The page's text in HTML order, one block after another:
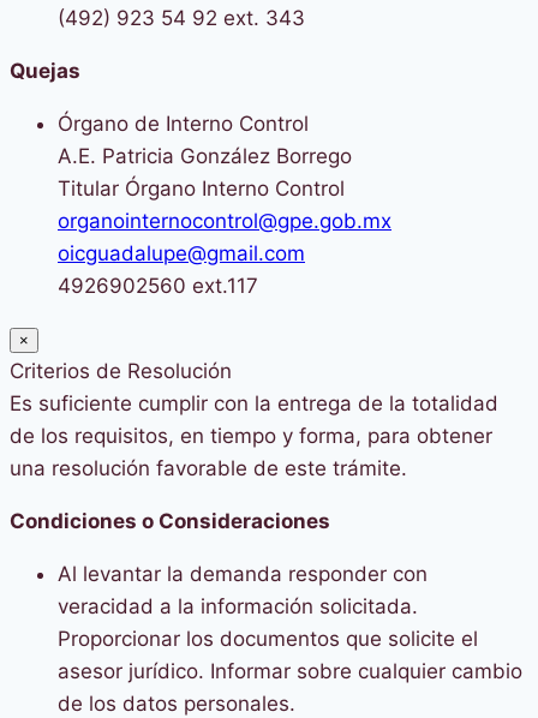
(492) 923 54 92 ext. 343
Quejas
Órgano de Interno Control
A.E. Patricia González Borrego
Titular Órgano Interno Control
organointernocontrol@gpe.gob.mx
oicguadalupe@gmail.com
4926902560 ext.117
×
Criterios de Resolución
Es suficiente cumplir con la entrega de la totalidad
de los requisitos, en tiempo y forma, para obtener
una resolución favorable de este trámite.
Condiciones o Consideraciones
Al levantar la demanda responder con
veracidad a la información solicitada.
Proporcionar los documentos que solicite el
asesor jurídico. Informar sobre cualquier cambio
de los datos personales.